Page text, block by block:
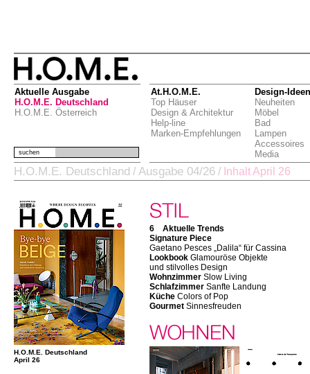
Aktuelle Ausgabe
H.O.M.E. Deutschland
H.O.M.E. Österreich
At.H.O.M.E.
Top Häuser
Design & Architektur
Help-line
Marken-Empfehlungen
Design-Ideen
Neuheiten
Möbel
Bad
Lampen
Accessoires
Media
suchen
H.O.M.E. Deutschland / Ausgabe 04/26 / Inhalt April 26
H.O.M.E. Deutschland
April 26
6 Aktuelle Trends
Signature Piece
Gaetano Pesces „Dalila“ für Cassina
Lookbook Glamouröse Objekte
und stilvolles Design
Wohnzimmer Slow Living
Schlafzimmer Sanfte Landung
Küche Colors of Pop
Gourmet Sinnesfreuden